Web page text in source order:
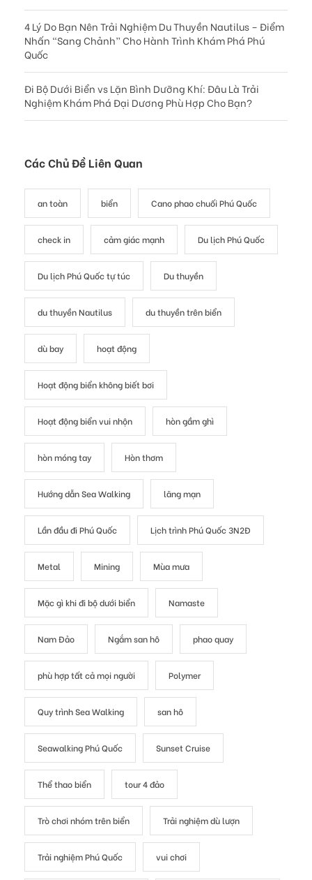
4 Lý Do Bạn Nên Trải Nghiệm Du Thuyền Nautilus – Điểm
Nhấn “Sang Chảnh” Cho Hành Trình Khám Phá Phú
Quốc
Đi Bộ Dưới Biển vs Lặn Bình Dưỡng Khí: Đâu Là Trải
Nghiệm Khám Phá Đại Dương Phù Hợp Cho Bạn?
Các Chủ Đề Liên Quan
an toàn biển Cano phao chuối Phú Quốc
check in cảm giác mạnh Du lịch Phú Quốc
Du lịch Phú Quốc tự túc Du thuyền
du thuyền Nautilus du thuyền trên biển
dù bay hoạt động
Hoạt động biển không biết bơi
Hoạt động biển vui nhộn hòn gầm ghì
hòn móng tay Hòn thơm
Hướng dẫn Sea Walking lãng mạn
Lần đầu đi Phú Quốc Lịch trình Phú Quốc 3N2Đ
Metal Mining Mùa mưa
Mặc gì khi đi bộ dưới biển Namaste
Nam Đảo Ngắm san hô phao quay
phù hợp tất cả mọi người Polymer
Quy trình Sea Walking san hô
Seawalking Phú Quốc Sunset Cruise
Thể thao biển tour 4 đảo
Trò chơi nhóm trên biển Trải nghiệm dù lượn
Trải nghiệm Phú Quốc vui chơi